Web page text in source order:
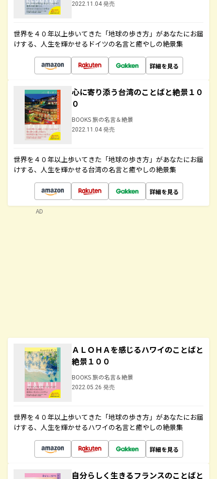
2022.11.04 発売
世界を４０年以上歩いてきた「地球の歩き方」があなたにお届
けする、人生を輝かせるドイツの名言と癒やしの絶景集
詳細を見る
心に寄り添う台湾のことばと絶景１０
０
BOOKS 旅の名言＆絶景
2022.11.04 発売
世界を４０年以上歩いてきた「地球の歩き方」があなたにお届
けする、人生を輝かせる台湾の名言と癒やしの絶景集
詳細を見る
ＡＬＯＨＡを感じるハワイのことばと
絶景１００
BOOKS 旅の名言＆絶景
2022.05.26 発売
世界を４０年以上歩いてきた「地球の歩き方」があなたにお届
けする、人生を輝かせるハワイの名言と癒やしの絶景集
詳細を見る
自分らしく生きるフランスのことばと
AD